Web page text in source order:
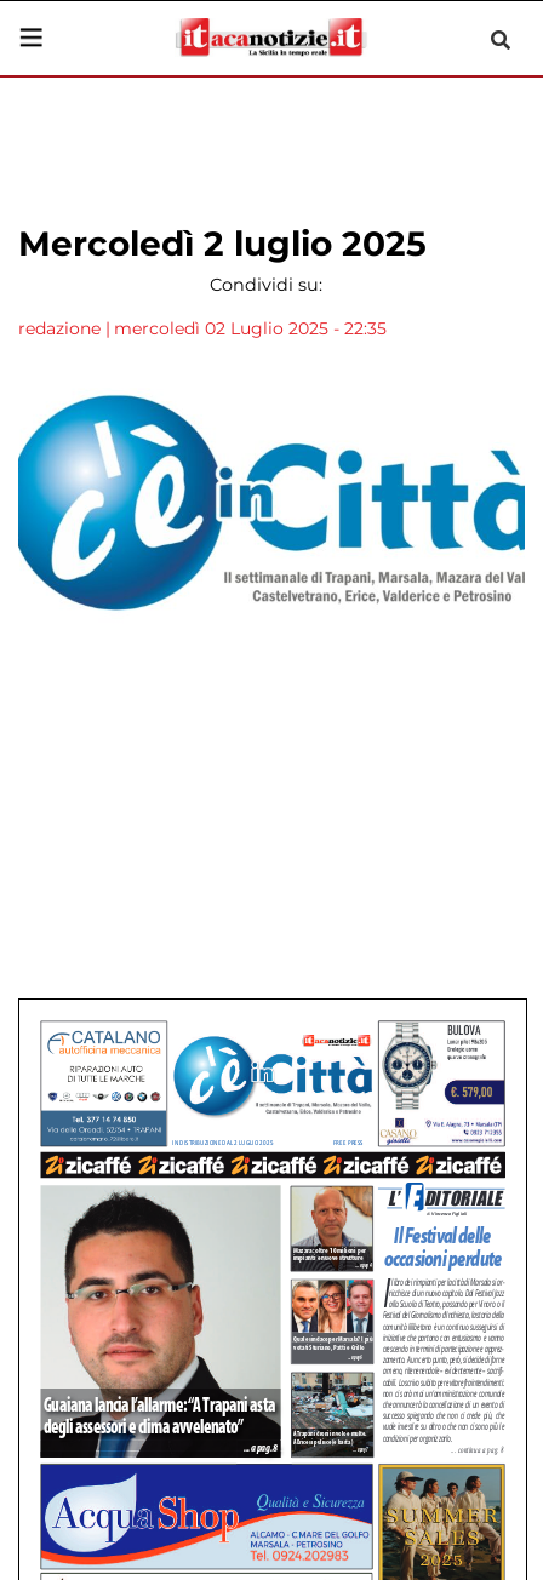
Mercoledì 2 luglio 2025
Condividi su:
redazione | mercoledì 02 Luglio 2025 - 22:35